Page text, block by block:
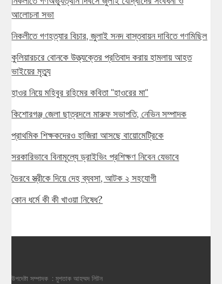
আলোচনা সভা
নিকলীতে গণহত্যার বিচার, জুলাই সনদ বাস্তবায়ন দাবিতে গণমিছিল
কুলিয়ারচরে বোনকে উত্ত্যক্তের প্রতিবাদ করায় হামলায় আহত
ভাইয়ের মৃত্যু
হাওর নিয়ে মহিবুর রহিমের কবিতা "হাওরের মা"
কিশোরগঞ্জ জেলা ছাত্রদলে মারুফ সভাপতি, নেভিন সম্পাদক
প্রাথমিক শিক্ষকদেরও হাজিরা আসছে বায়োমেট্রিকে
সরকারিভাবে বিনামূল্যে ড্রাইভিং প্রশিক্ষণ নিবেন যেভাবে
ভৈরবে স্ত্রীকে দিয়ে দেহ ব্যবসা, আটক ২ সহযোগী
কোন ধর্মে কী কী খাওয়া নিষেধ?
উপদেষ্টা সম্পাদক : মুশতাক আহম্মদ লিটন